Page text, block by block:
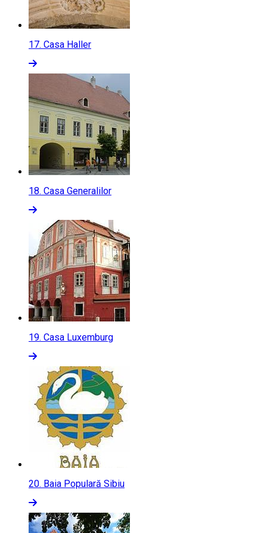
17. Casa Haller
18. Casa Generalilor
19. Casa Luxemburg
20. Baia Populară Sibiu